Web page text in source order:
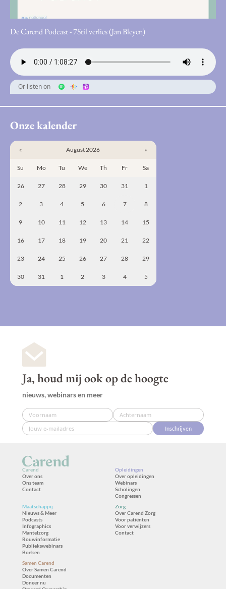
De Carend Podcast - 7Stil verlies (Jan Bleyen)
Or listen on
Onze kalender
« August 2026 »
Su Mo Tu We Th Fr Sa
26 27 28 29 30 31 1
2 3 4 5 6 7 8
9 10 11 12 13 14 15
16 17 18 19 20 21 22
23 24 25 26 27 28 29
30 31 1 2 3 4 5
Ja, houd mij ook op de hoogte
nieuws, webinars en meer
Inschrijven
Carend
Over ons
Ons team
Contact
Opleidingen
Over opleidingen
Webinars
Scholingen
Congressen
Maatschappij
Nieuws & Meer
Podcasts
Infographics
Mantelzorg
Rouwinformatie
Publiekswebinars
Boeken
Zorg
Over Carend Zorg
Voor patiënten
Voor verwijzers
Contact
Samen Carend
Over Samen Carend
Documenten
Doneer nu